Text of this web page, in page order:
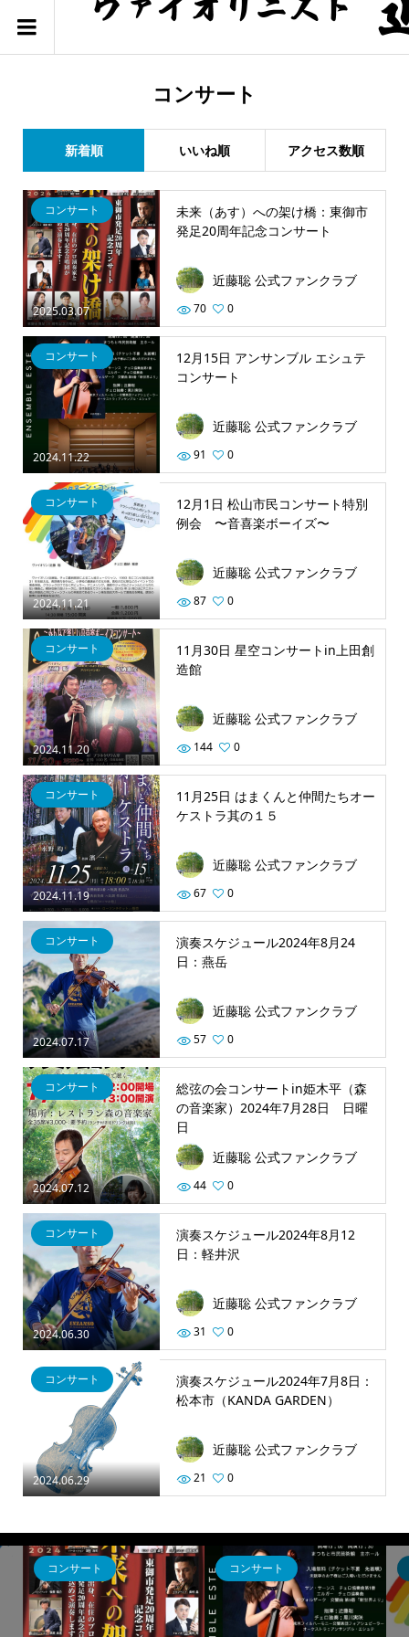
コンサート
新着順 いいね順 アクセス数順
2025.03.07
コンサート
未来（あす）への架け橋：東御市
発足20周年記念コンサート
近藤聡 公式ファンクラブ
70 0
2024.11.22
コンサート
12月15日 アンサンブル エシュテ
コンサート
近藤聡 公式ファンクラブ
91 0
2024.11.21
コンサート
12月1日 松山市民コンサート特別
例会 〜音喜楽ボーイズ〜
近藤聡 公式ファンクラブ
87 0
2024.11.20
コンサート
11月30日 星空コンサートin上田創
造館
近藤聡 公式ファンクラブ
144 0
2024.11.19
コンサート
11月25日 はまくんと仲間たちオー
ケストラ其の１５
近藤聡 公式ファンクラブ
67 0
2024.07.17
コンサート
演奏スケジュール2024年8月24
日：燕岳
近藤聡 公式ファンクラブ
57 0
2024.07.12
コンサート
総弦の会コンサートin姫木平（森
の音楽家）2024年7月28日 日曜
日
近藤聡 公式ファンクラブ
44 0
2024.06.30
コンサート
演奏スケジュール2024年8月12
日：軽井沢
近藤聡 公式ファンクラブ
31 0
2024.06.29
コンサート
演奏スケジュール2024年7月8日：
松本市（KANDA GARDEN）
近藤聡 公式ファンクラブ
21 0
コンサート コンサート